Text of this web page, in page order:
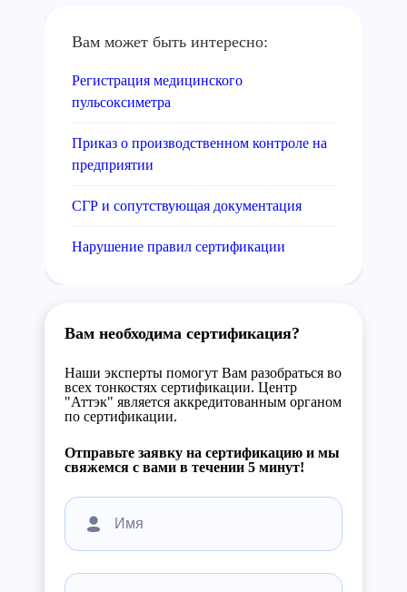
Вам может быть интересно:
Регистрация медицинского
пульсоксиметра
Приказ о производственном контроле на
предприятии
СГР и сопутствующая документация
Нарушение правил сертификации
Вам необходима сертификация?
Наши эксперты помогут Вам разобраться во
всех тонкостях сертификации. Центр
"Аттэк" является аккредитованным органом
по сертификации.
Отправьте заявку на сертификацию и мы
свяжемся с вами в течении 5 минут!